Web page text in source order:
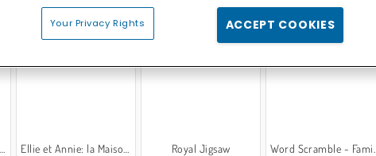
Dream Room Makeover Merge & Decor
Ellie et Annie: la Maison de Poupées Royal Jigsaw Word Scramble - Family Tales
Your Privacy Rights ACCEPT COOKIES